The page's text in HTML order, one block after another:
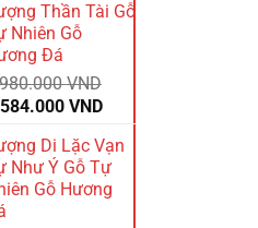
Thần Tài Gỗ
Nhiên Gỗ
Đá
VND
VND.
VNDGiá
hiện
tại
là:
1.584.000 VND.
Di Lặc Vạn
Như Ý Gỗ Tự
Gỗ Hương